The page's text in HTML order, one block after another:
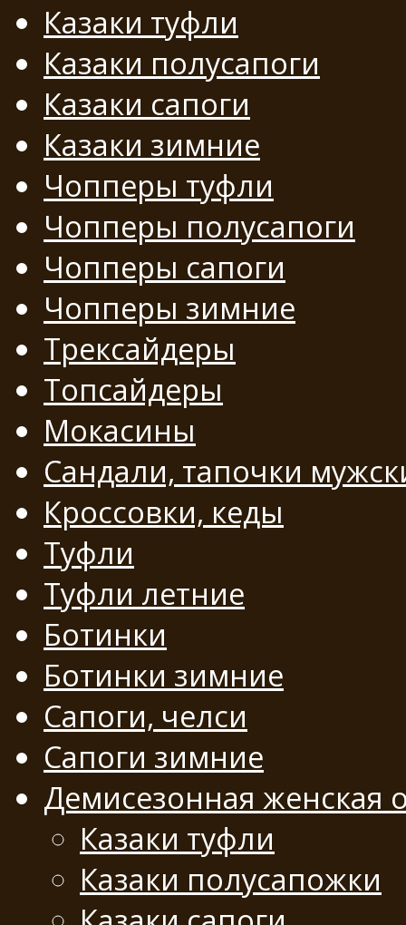
Казаки туфли
Казаки полусапоги
Казаки сапоги
Казаки зимние
Чопперы туфли
Чопперы полусапоги
Чопперы сапоги
Чопперы зимние
Трексайдеры
Топсайдеры
Мокасины
Сандали, тапочки
Кроссовки, кеды
Туфли
Туфли летние
Ботинки
Ботинки зимние
Сапоги, челси
Сапоги зимние
Демисезонная женская
Казаки туфли
Казаки полусапожки